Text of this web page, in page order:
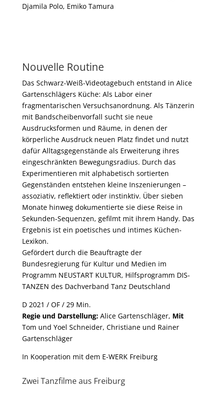
Djamila Polo, Emiko Tamura
Nouvelle Routine
Das Schwarz-Weiß-Videotagebuch entstand in Alice
Gartenschlägers Küche: Als Labor einer
fragmentarischen Versuchsanordnung. Als Tänzerin
mit Bandscheibenvorfall sucht sie neue
Ausdrucksformen und Räume, in denen der
körperliche Ausdruck neuen Platz findet und nutzt
dafür Alltagsgegenstände als Erweiterung ihres
eingeschränkten Bewegungsradius. Durch das
Experimentieren mit alphabetisch sortierten
Gegenständen entstehen kleine Inszenierungen –
assoziativ, reflektiert oder instinktiv. Über sieben
Monate hinweg dokumentierte sie diese Reise in
Sekunden-Sequenzen, gefilmt mit ihrem Handy. Das
Ergebnis ist ein poetisches und intimes Küchen-
Lexikon.
Gefördert durch die Beauftragte der
Bundesregierung für Kultur und Medien im
Programm NEUSTART KULTUR, Hilfsprogramm DIS-
TANZEN des Dachverband Tanz Deutschland
D 2021 / OF / 29 Min.
Regie und Darstellung:Alice Gartenschläger, Mit
Tom und Yoel Schneider, Christiane und Rainer
Gartenschläger
In Kooperation mit dem E-WERK Freiburg
Zwei Tanzfilme aus Freiburg